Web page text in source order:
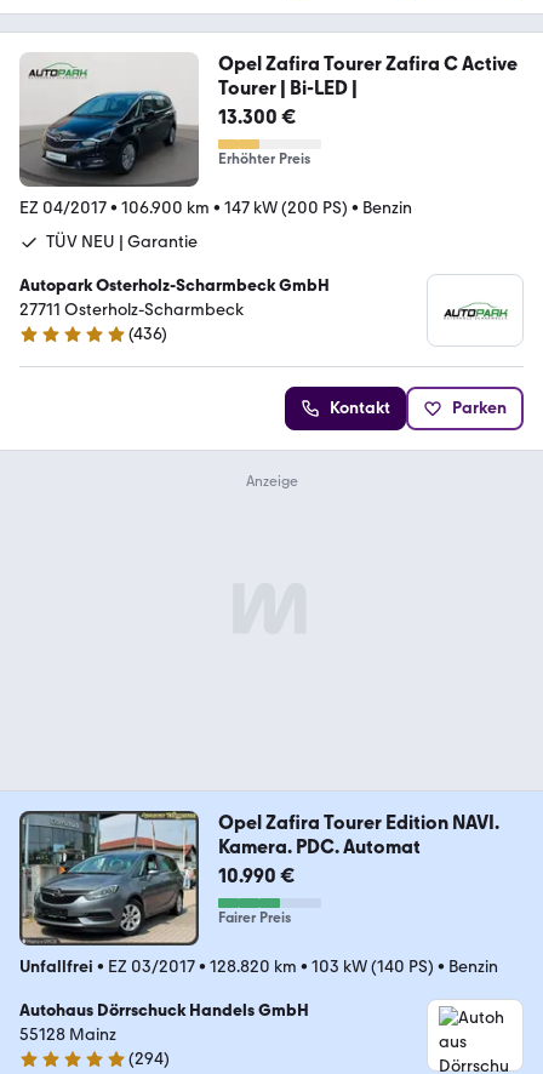
Opel Zafira Tourer Zafira C Active
Tourer | Bi-LED |
13.300 €
Erhöhter Preis
EZ 04/2017• 106.900 km • 147 kW (200 PS) • Benzin
TÜV NEU | Garantie
Autopark Osterholz-Scharmbeck GmbH
27711 Osterholz-Scharmbeck
4.9 Sterne
(436)
Kontakt Parken
Opel Zafira Tourer Edition NAVI.
Kamera. PDC. Automat
10.990 €
Fairer Preis
Unfallfrei • EZ 03/2017• 128.820 km • 103 kW (140 PS) • Benzin
Autohaus Dörrschuck Handels GmbH
55128 Mainz
4.8 Sterne
(294)